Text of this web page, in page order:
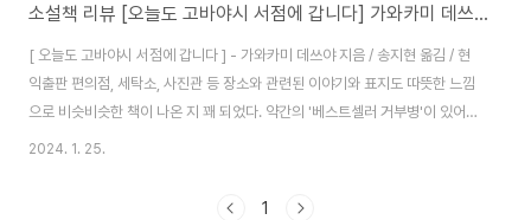
소설책 리뷰 [오늘도 고바야시 서점에 갑니다] 가와카미 데쓰야 지음 :: 저도 꼭 한 번 가보고 싶어요!
[ 오늘도 고바야시 서점에 갑니다 ] - 가와카미 데쓰야 지음 / 송지현 옮김 / 현
익출판 편의점, 세탁소, 사진관 등 장소와 관련된 이야기와 표지도 따뜻한 느낌
으로 비슷비슷한 책이 나온 지 꽤 되었다. 약간의 '베스트셀러 거부병'이 있어서
일까, 이미 읽고 싶다고 리스트업 해둔 책이 많아서일까, 약간 의도적으로 읽지
미있길래?' 하면서 읽어본 책이 [ 불편한 편의점 ]이었다. 궁금한 마음이 계속
2024. 1. 25.
1